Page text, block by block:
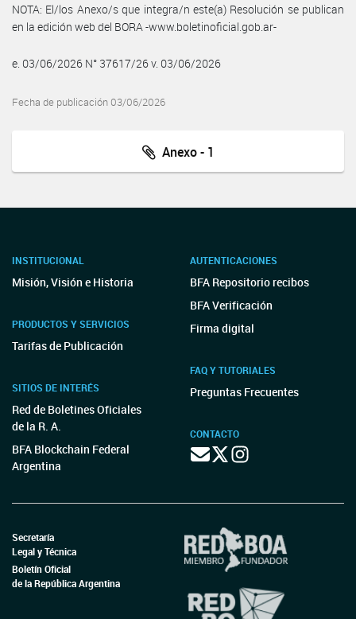
NOTA: El/los Anexo/s que integra/n este(a) Resolución se publican
en la edición web del BORA -www.boletinoficial.gob.ar-
e. 03/06/2026 N° 37617/26 v. 03/06/2026
Fecha de publicación 03/06/2026
Anexo - 1
INSTITUCIONAL
Misión, Visión e Historia
PRODUCTOS Y SERVICIOS
Tarifas de Publicación
SITIOS DE INTERÉS
Red de Boletines Oficiales
de la R. A.
BFA Blockchain Federal
Argentina
AUTENTICACIONES
BFA Repositorio recibos
BFA Verificación
Firma digital
FAQ Y TUTORIALES
Preguntas Frecuentes
CONTACTO
Secretaría
Legal y Técnica
Boletín Oficial
de la República Argentina